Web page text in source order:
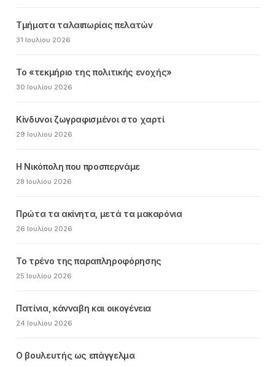
Τμήματα ταλαιπωρίας πελατών
31 Ιουλίου 2026
Το «τεκμήριο της πολιτικής ενοχής»
30 Ιουλίου 2026
Κίνδυνοι ζωγραφισμένοι στο χαρτί
29 Ιουλίου 2026
Η Νικόπολη που προσπερνάμε
28 Ιουλίου 2026
Πρώτα τα ακίνητα, μετά τα μακαρόνια
26 Ιουλίου 2026
Το τρένο της παραπληροφόρησης
25 Ιουλίου 2026
Πατίνια, κάνναβη και οικογένεια
24 Ιουλίου 2026
Ο βουλευτής ως επάγγελμα